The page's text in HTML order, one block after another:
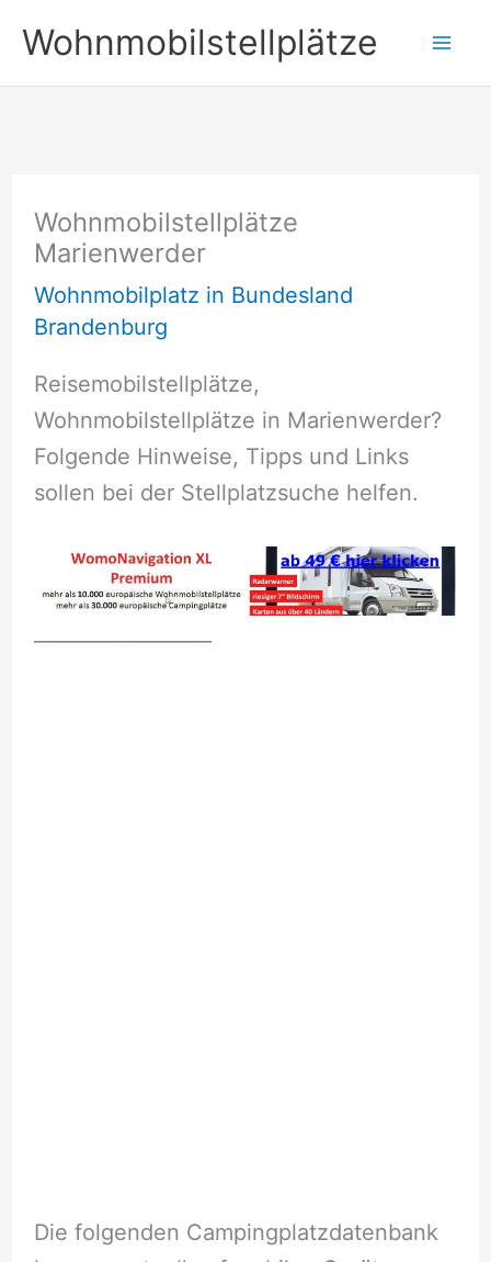
Inhalt
springen
Wohnmobilstellplätze
Wohnmobilstellplätze
Marienwerder
Wohnmobilplatz in Bundesland
Brandenburg
Reisemobilstellplätze,
Wohnmobilstellplätze in Marienwerder?
Folgende Hinweise, Tipps und Links
sollen bei der Stellplatzsuche helfen.
Die folgenden Campingplatzdatenbank